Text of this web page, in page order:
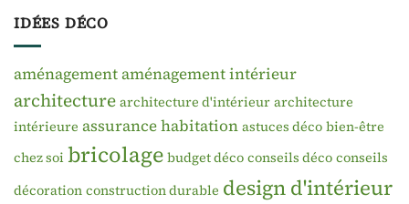
IDÉES DÉCO
aménagementaménagement intérieur
architecture architecture d'intérieur architecture
intérieure assurance habitation astuces déco bien-être
chez soi bricolage budget déco conseils déco conseils
décoration construction durable design d'intérieur